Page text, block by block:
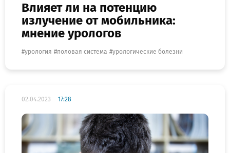
Влияет ли на потенцию
излучение от мобильника:
мнение урологов
урология половая система урологические болезни
02.04.2023 17:28